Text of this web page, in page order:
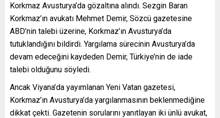
Korkmaz Avusturya’da gözaltına alındı. Sezgin Baran
Korkmaz’ın avukatı Mehmet Demir, Sözcü gazetesine
ABD’nin talebi üzerine, Korkmaz’ın Avusturya’da
tutuklandığını bildirdi. Yargılama sürecinin Avusturya’da
devam edeceğini kaydeden Demir, Türkiye’nin de iade
talebi olduğunu söyledi.
Ancak Viyana’da yayımlanan Yeni Vatan gazetesi,
Korkmaz’ın Avusturya’da yargılanmasının beklenmediğine
dikkat çekti. Gazetenin sorularını yanıtlayan iki ünlü avukat,